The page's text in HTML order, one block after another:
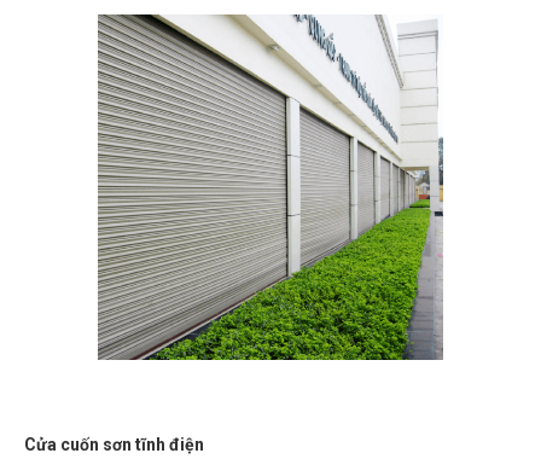
Cửa cuốn sơn tĩnh điện